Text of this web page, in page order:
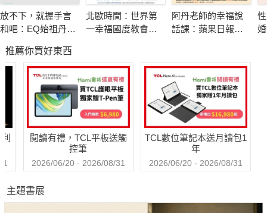
第四版》（DSM–Ⅳ）的診斷標準，描述邊緣性人格疾患的臨床
定義及常見特徵，並談及可能導致邊緣人格的若干原因，例如在
環境因素所發展出來的人格特質等。
佔了全書三分之二比重的第二、三篇，則詳細描述邊緣人格
者的可能的行為舉措和溝通方式，並提醒身為邊緣人格親友的
你，不要用過度簡化的方式解釋他們的行為，把過錯統統怪到對
方身上。最重要的是雙方必須擔起各自在關係裡的責任。
為了避免流於說教，兩位作者利用收集來的一千多個案例，
經過整理、統合後，進一步列出明確的策略和實際的做法，教導
邊緣人格親友如何有效面對、處理邊緣人格者的種種異常行為，
放不下，就握手言
和吧：EQ始祖丹尼
波切的冥想智慧
北歐時間：世界第
一幸福國度教會我
阿丹老師的幸福說
話課：蘋果日報專
課，教你不當句點
王，「說」出幸福
人生！
推薦你買好東西
閱讀有禮，TCL平板送觸
控筆
2026/06/20 - 2026/08/31
TCL數位筆記本送月讀包1
年
2026/06/20 - 2026/08/31
主題書展